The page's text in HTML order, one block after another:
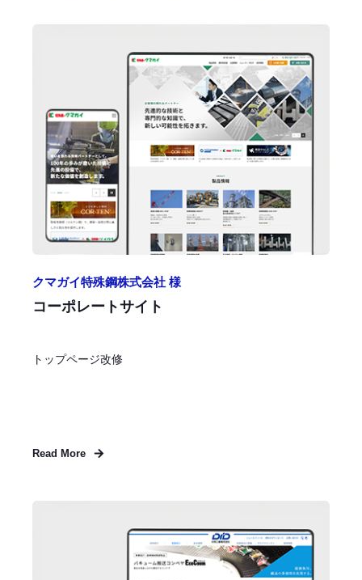
クマガイ特殊鋼株式会社 様
コーポレートサイト
トップページ改修
Read More